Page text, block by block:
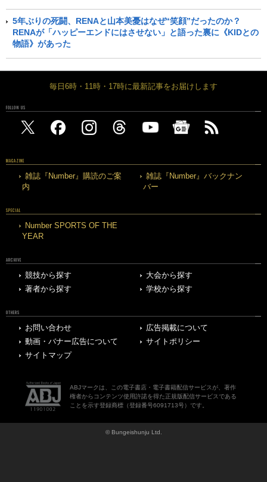
5年ぶりの死闘、RENAと山本美憂はなぜ“笑顔”だったのか？
RENAが「ハッピーエンドにはさせない」と語った裏に《KIDとの
物語》があった
毎日6時・11時・17時に最新記事をお届けします
FOLLOW US
MAGAZINE
雑誌『Number』購読のご案
内
雑誌『Number』バックナン
バー
SPECIAL
Number SPORTS OF THE
YEAR
ARCHIVE
競技から探す
大会から探す
著者から探す
学校から探す
OTHERS
お問い合わせ
広告掲載について
動画・バナー広告について
サイトポリシー
サイトマップ
ABJマークは、この電子書店・電子書籍配信サービスが、著作
権者からコンテンツ使用許諾を得た正規版配信サービスである
ことを示す登録商標（登録番号6091713号）です。
© Bungeishunju Ltd.